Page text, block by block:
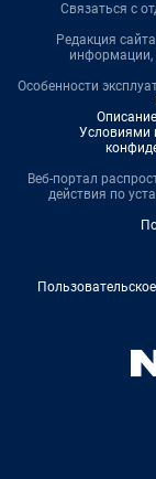
Связаться с
Редакция
информации,
Особенности
Условиями
Веб-портал
действия по